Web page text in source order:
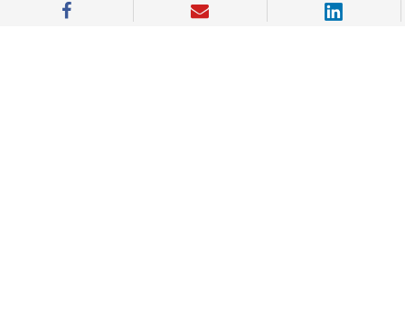
Thúc đẩy Chuyển đổi xanh: KLINOVA tham dự Hội